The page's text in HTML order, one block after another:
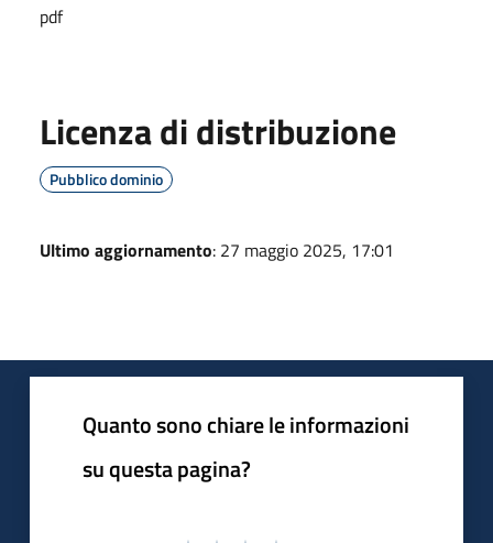
pdf
Licenza di distribuzione
Pubblico dominio
Ultimo aggiornamento: 27 maggio 2025, 17:01
Quanto sono chiare le informazioni
su questa pagina?